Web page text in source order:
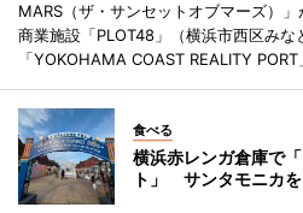
MARS（ザ・サンセットオブマーズ）
商業施設「PLOT48」（横浜市西区みな
「YOKOHAMA COAST REALITY PORT
食べる
横浜赤レンガ倉庫で
ト」 サンタモニカ